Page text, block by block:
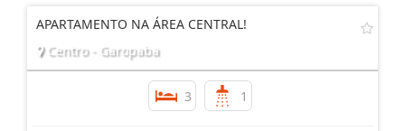
APARTAMENTO NA ÁREA CENTRAL!
Centro - Garopaba
3 1